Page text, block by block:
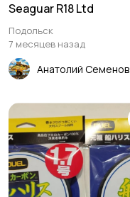
Seaguar R18 Ltd
Подольск
7 месяцев назад
Анатолий Семенов